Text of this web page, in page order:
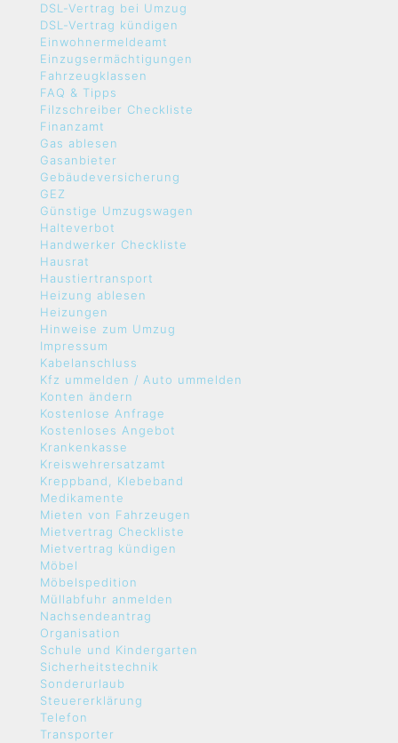
DSL-Vertrag bei Umzug
DSL-Vertrag kündigen
Einwohnermeldeamt
Einzugsermächtigungen
Fahrzeugklassen
FAQ & Tipps
Filzschreiber Checkliste
Finanzamt
Gas ablesen
Gasanbieter
Gebäudeversicherung
GEZ
Günstige Umzugswagen
Halteverbot
Handwerker Checkliste
Hausrat
Haustiertransport
Heizung ablesen
Heizungen
Hinweise zum Umzug
Impressum
Kabelanschluss
Kfz ummelden / Auto ummelden
Konten ändern
Kostenlose Anfrage
Kostenloses Angebot
Krankenkasse
Kreiswehrersatzamt
Kreppband, Klebeband
Medikamente
Mieten von Fahrzeugen
Mietvertrag Checkliste
Mietvertrag kündigen
Möbel
Möbelspedition
Müllabfuhr anmelden
Nachsendeantrag
Organisation
Schule und Kindergarten
Sicherheitstechnik
Sonderurlaub
Steuererklärung
Telefon
Transporter